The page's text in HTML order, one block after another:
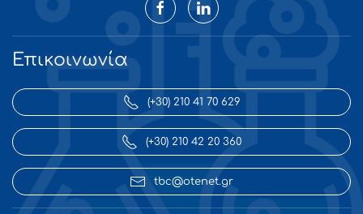
Επικοινωνία
(+30) 210 41 70 629
(+30) 210 42 20 360
tbc@otenet.gr